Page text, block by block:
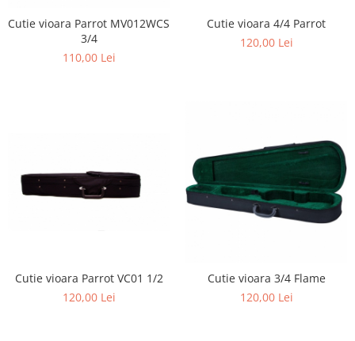
Cutie vioara Parrot MV012WCS
3/4
110,00 Lei
Cutie vioara 4/4 Parrot
120,00 Lei
Cutie vioara Parrot VC01 1/2
120,00 Lei
Cutie vioara 3/4 Flame
120,00 Lei